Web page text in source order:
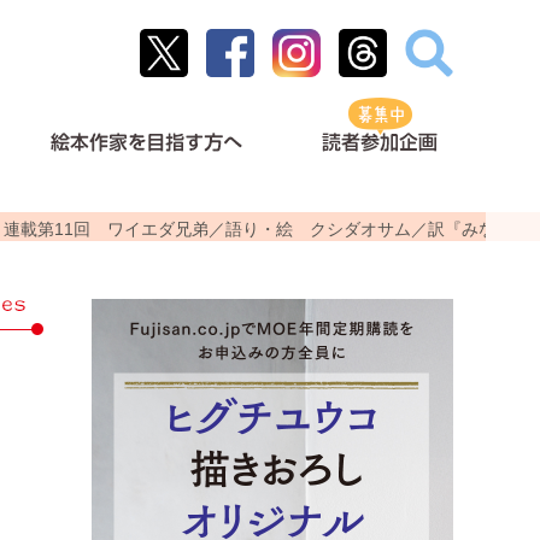
載第11回 ワイエダ兄弟／語り・絵 クシダオサム／訳『みなそこ